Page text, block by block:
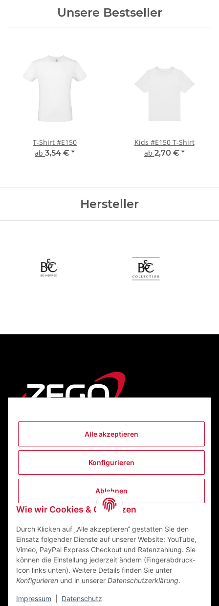
Alle akzeptieren
Konfigurieren
Ablehnen
Wie wir Cookies & Co nutzen
Durch Klicken auf „Alle akzeptieren“ gestatten Sie den
Einsatz folgender Dienste auf unserer Website: YouTube,
Vimeo, PayPal Express Checkout und Ratenzahlung. Sie
können die Einstellung jederzeit ändern (Fingerabdruck-
Icon links unten). Weitere Details finden Sie unter
Konfigurieren und in unserer Datenschutzerklärung.
Impressum Datenschutz
Unsere Bestseller
T-Shirt #E150
ab 3,54 € *
Kids #E150 T-Shirt
ab 2,70 € *
Hersteller
Informationen
ZEGO Textilveredelungszentrum GmbH
63741 Aschaffenburg Deutschland
Mail:info@zego-tvz.de
Tel.:06021 59092-0